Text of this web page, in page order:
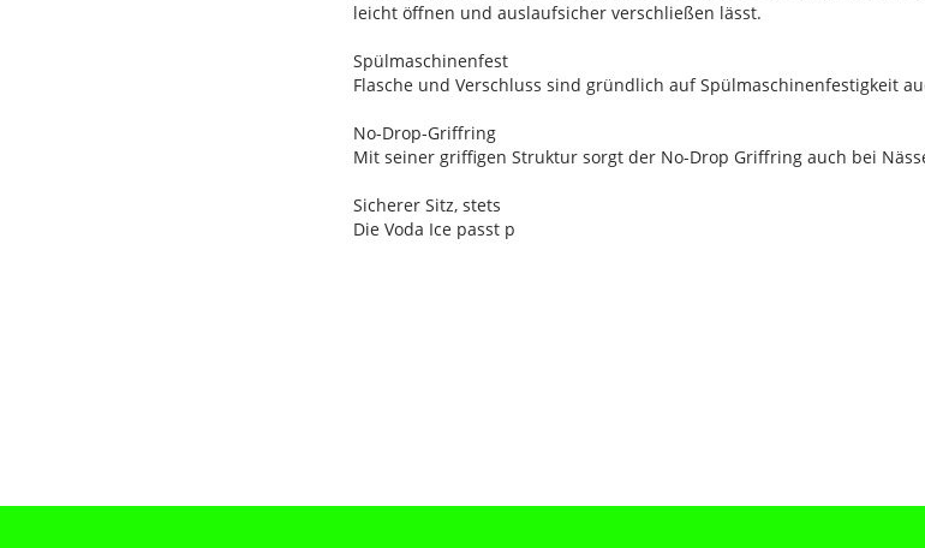
leicht öffnen und auslaufsicher verschließen lässt.
Spülmaschinenfest
Flasche und Verschluss sind gründlich auf Spülmaschinenfestigkeit
No-Drop-Griffring
Mit seiner griffigen Struktur sorgt der No-Drop Griffring auch bei
Sicherer Sitz, stets
Die Voda Ice passt p